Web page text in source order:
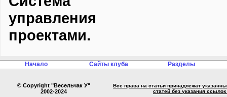
управления
проектами.
Начало Сайты клуба Разделы
© Copyright "Весельчак У"
2002-2024
Все права на статьи принадлежат
статей без указания